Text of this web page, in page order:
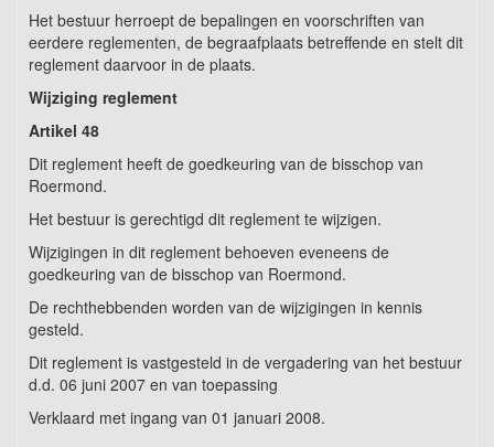
Het bestuur herroept de bepalingen en voorschriften van
eerdere reglementen, de begraafplaats betreffende en stelt dit
reglement daarvoor in de plaats.
Wijziging reglement
Artikel 48
Dit reglement heeft de goedkeuring van de bisschop van
Roermond.
Het bestuur is gerechtigd dit reglement te wijzigen.
Wijzigingen in dit reglement behoeven eveneens de
goedkeuring van de bisschop van Roermond.
De rechthebbenden worden van de wijzigingen in kennis
gesteld.
Dit reglement is vastgesteld in de vergadering van het bestuur
d.d. 06 juni 2007 en van toepassing
Verklaard met ingang van 01 januari 2008.